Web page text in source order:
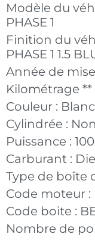
Modèle du
PHASE 1
Finition du
PHASE 1 1.5
Année de
Kilométrage **
Couleur : Blanc
Cylindrée :
Puissance :
Carburant :
Type de boîte
Code moteur :
Code boite :
Nombre de